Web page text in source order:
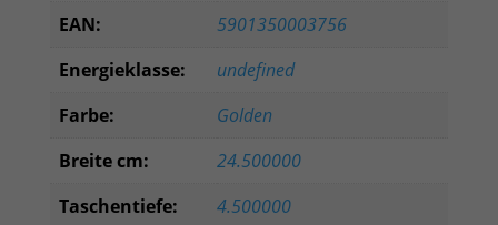
EAN:
5901350003756
Energieklasse:
undefined
Farbe:
Golden
Breite cm:
24.500000
Taschentiefe:
4.500000